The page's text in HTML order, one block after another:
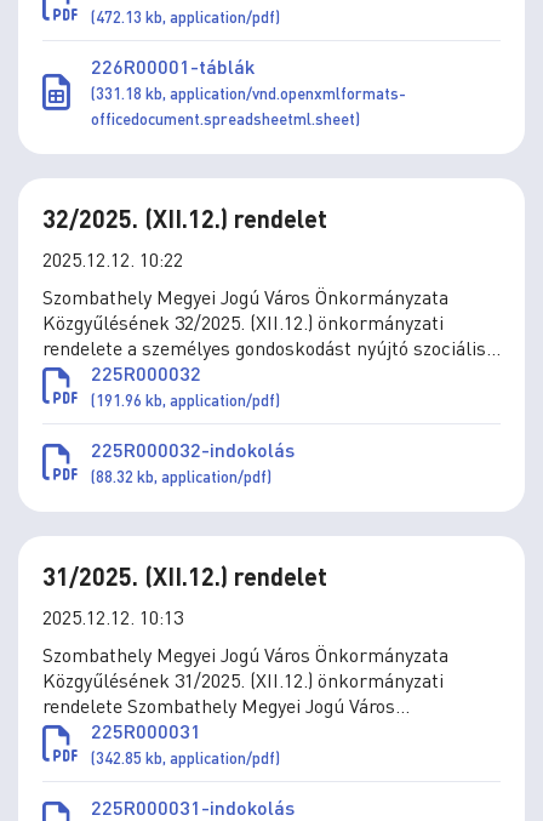
(472.13 kb, application/pdf)
226R00001-táblák
(331.18 kb, application/vnd.openxmlformats-
officedocument.spreadsheetml.sheet)
32/2025. (XII.12.) rendelet
2025.12.12. 10:22
Szombathely Megyei Jogú Város Önkormányzata
Közgyűlésének 32/2025. (XII.12.) önkormányzati
rendelete a személyes gondoskodást nyújtó szociális
és gyermekjóléti ellátások térítési díjáról szóló
11/1993. (IV.1.) önkormányzati rendelet módosításáról
225R000032
(191.96 kb, application/pdf)
225R000032-indokolás
(88.32 kb, application/pdf)
31/2025. (XII.12.) rendelet
2025.12.12. 10:13
Szombathely Megyei Jogú Város Önkormányzata
Közgyűlésének 31/2025. (XII.12.) önkormányzati
rendelete Szombathely Megyei Jogú Város
Önkormányzatának Szervezeti és Működési
Szabályzatáról szóló 16/2024. (X.10.) önkormányzati
rendelet módosításáról
225R000031
(342.85 kb, application/pdf)
225R000031-indokolás